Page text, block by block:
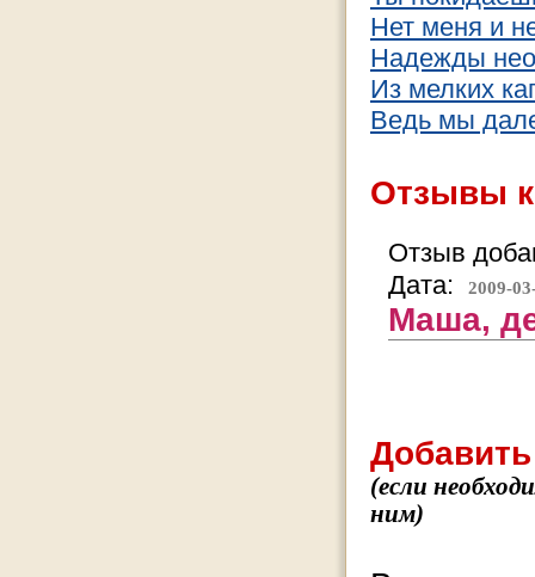
Нет меня и
Надежды
Из мелких
Ведь мы
Отзывы
Отзыв
Дата:
2009-
Маша,
(если
ним)